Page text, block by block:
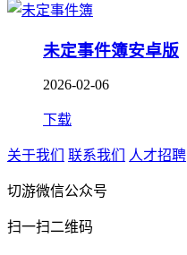
未定事件簿安卓版
2026-02-06
下载
关于我们 联系我们 人才招聘
切游微信公众号
扫一扫二维码